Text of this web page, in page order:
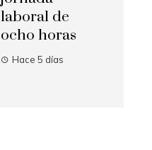
laboral de
ocho horas
Hace 5 días